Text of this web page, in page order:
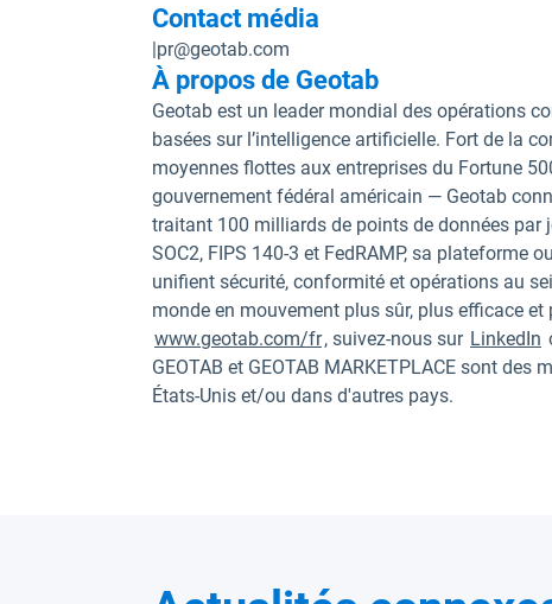
Contact média
|pr@geotab.com
À propos de Geotab
Geotab est un leader mondial des opérations
basées sur l’intelligence artificielle. Fort de la
moyennes flottes aux entreprises du Fortune
gouvernement fédéral américain — Geotab
traitant 100 milliards de points de données par
SOC2, FIPS 140-3 et FedRAMP, sa plateforme
unifient sécurité, conformité et opérations au
monde en mouvement plus sûr, plus efficace
www.geotab.com/fr, suivez-nous sur LinkedIn
GEOTAB et GEOTAB MARKETPLACE sont
États-Unis et/ou dans d'autres pays.